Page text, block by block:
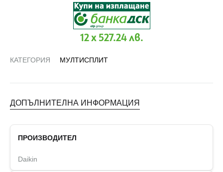
12 x 527.24 лв.
КАТЕГОРИЯ МУЛТИСПЛИТ
ДОПЪЛНИТЕЛНА ИНФОРМАЦИЯ
ПРОИЗВОДИТЕЛ
Daikin